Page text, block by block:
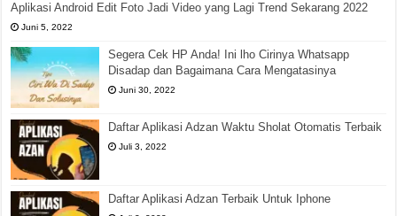
Aplikasi Android Edit Foto Jadi Video yang Lagi Trend Sekarang 2022
Juni 5, 2022
Segera Cek HP Anda! Ini lho Cirinya Whatsapp
Disadap dan Bagaimana Cara Mengatasinya
Juni 30, 2022
Daftar Aplikasi Adzan Waktu Sholat Otomatis Terbaik
Juli 3, 2022
Daftar Aplikasi Adzan Terbaik Untuk Iphone